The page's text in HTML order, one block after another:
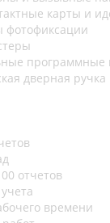
карты и
фотофиксации
программные
дверная ручка
отчетов
времени